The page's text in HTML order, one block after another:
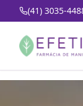
(41) 3035-